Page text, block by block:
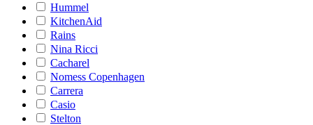
Hummel
KitchenAid
Rains
Nina Ricci
Cacharel
Nomess Copenhagen
Carrera
Casio
Stelton